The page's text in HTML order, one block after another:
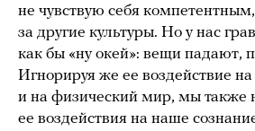
не чувствую себя
за другие культуры. Но у нас
как бы «ну окей»: вещи падают,
Игнорируя же ее воздействие на
и на физический мир, мы также
ее воздействия на наше